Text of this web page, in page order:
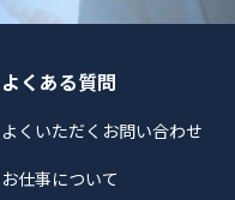
よくある質問
よくいただくお問い合わせ
お仕事について